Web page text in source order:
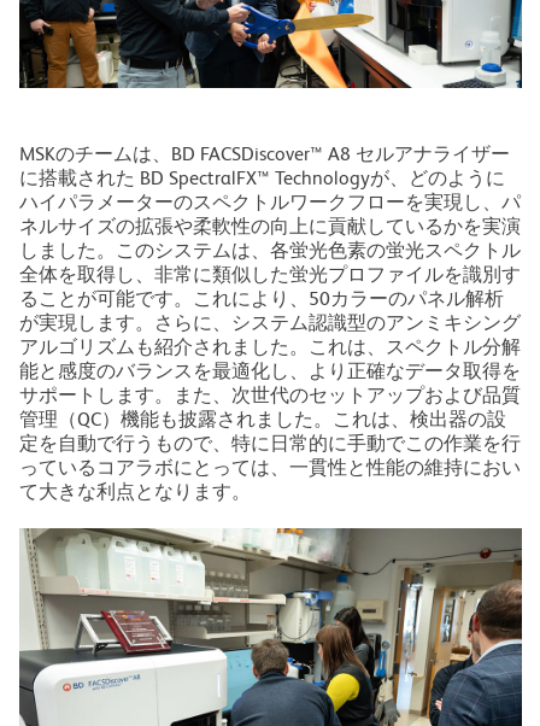
MSKのチームは、BD FACSDiscover™ A8 セルアナライザー
に搭載された BD SpectralFX™ Technologyが、どのように
ハイパラメーターのスペクトルワークフローを実現し、パ
ネルサイズの拡張や柔軟性の向上に貢献しているかを実演
しました。このシステムは、各蛍光色素の蛍光スペクトル
全体を取得し、非常に類似した蛍光プロファイルを識別す
ることが可能です。これにより、50カラーのパネル解析
が実現します。さらに、システム認識型のアンミキシング
アルゴリズムも紹介されました。これは、スペクトル分解
能と感度のバランスを最適化し、より正確なデータ取得を
サポートします。また、次世代のセットアップおよび品質
管理（QC）機能も披露されました。これは、検出器の設
定を自動で行うもので、特に日常的に手動でこの作業を行
っているコアラボにとっては、一貫性と性能の維持におい
て大きな利点となります。